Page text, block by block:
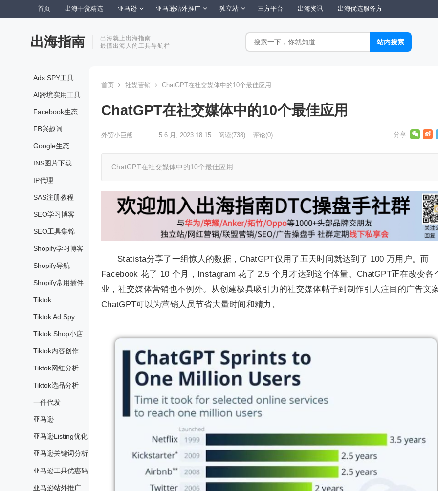
首页 出海干货精选 亚马逊 亚马逊站外推广 独立站 三方平台 出海资讯 出海优选服务方
出海指南
出海就上出海指南
最懂出海人的工具导航栏
Ads SPY工具
AI跨境实用工具
Facebook生态
FB兴趣词
Google生态
INS图片下载
IP代理
SAS注册教程
SEO学习博客
SEO工具集锦
Shopify学习博客
Shopify导航
Shopify常用插件
Tiktok
Tiktok Ad Spy
Tiktok Shop小店
Tiktok内容创作
Tiktok网红分析
Tiktok选品分析
一件代发
亚马逊
亚马逊Listing优化
亚马逊关键词分析
亚马逊工具优惠码
亚马逊站外推广
首页 社媒营销 ChatGPT在社交媒体中的10个最佳应用
ChatGPT在社交媒体中的10个最佳应用
外贸小巨熊 5 6 月, 2023 18:15 阅读(738) 评论(0)
ChatGPT在社交媒体中的10个最佳应用
Statista分享了一组惊人的数据，ChatGPT仅用了五天时间就达到了 100 万用户。而
Facebook 花了 10 个月，Instagram 花了 2.5 个月才达到这个体量。ChatGPT正在改变各
业，社交媒体营销也不例外。从创建极具吸引力的社交媒体帖子到制作引人注目的广告文
ChatGPT可以为营销人员节省大量时间和精力。